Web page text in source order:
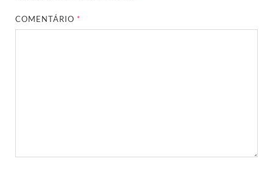
COMENTÁRIO*